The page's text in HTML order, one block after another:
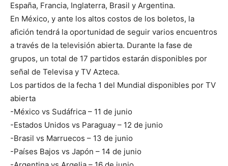
España, Francia, Inglaterra, Brasil y Argentina.
En México, y ante los altos costos de los boletos, la
afición tendrá la oportunidad de seguir varios encuentros
a través de la televisión abierta. Durante la fase de
grupos, un total de 17 partidos estarán disponibles por
señal de Televisa y TV Azteca.
Los partidos de la fecha 1 del Mundial disponibles por TV
abierta
-México vs Sudáfrica – 11 de junio
-Estados Unidos vs Paraguay – 12 de junio
-Brasil vs Marruecos – 13 de junio
-Países Bajos vs Japón – 14 de junio